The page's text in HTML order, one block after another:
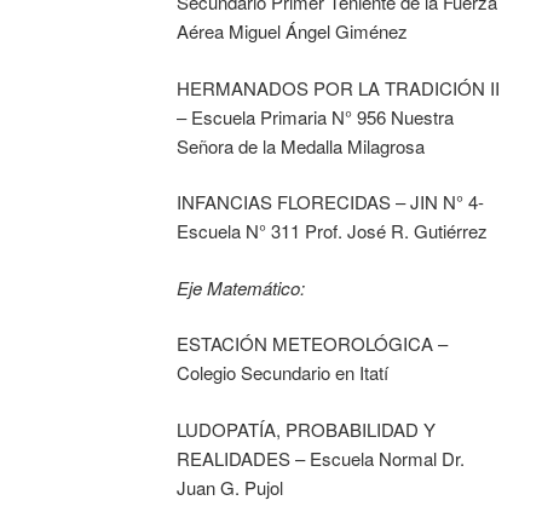
Aérea Miguel Ángel Giménez
HERMANADOS POR LA TRADICIÓN II
– Escuela Primaria N° 956 Nuestra
Señora de la Medalla Milagrosa
INFANCIAS FLORECIDAS – JIN N° 4-
Escuela N° 311 Prof. José R. Gutiérrez
Eje Matemático:
ESTACIÓN METEOROLÓGICA –
Colegio Secundario en Itatí
LUDOPATÍA, PROBABILIDAD Y
REALIDADES – Escuela Normal Dr.
Juan G. Pujol